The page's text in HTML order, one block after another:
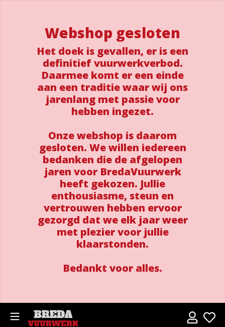
Webshop gesloten
Het doek is gevallen, er is een
definitief vuurwerkverbod.
Daarmee komt er een einde
aan een traditie waar wij ons
jarenlang met passie voor
hebben ingezet.
Onze webshop is daarom
gesloten. We willen iedereen
bedanken die de afgelopen
jaren voor BredaVuurwerk
heeft gekozen. Jullie
enthousiasme, steun en
vertrouwen hebben ervoor
gezorgd dat we elk jaar weer
met plezier voor jullie
klaarstonden.
Bedankt voor alles.